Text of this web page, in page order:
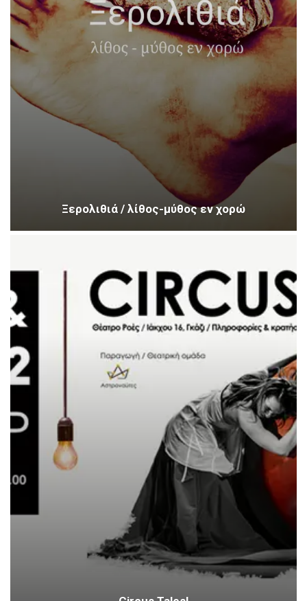
Ξερολιθιά / λίθος-μύθος εν χορώ